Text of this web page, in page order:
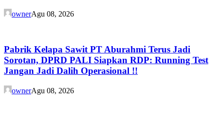
ownerAgu 08, 2026
Pabrik Kelapa Sawit PT Aburahmi Terus Jadi
Sorotan, DPRD PALI Siapkan RDP: Running Test
Jangan Jadi Dalih Operasional !!
ownerAgu 08, 2026